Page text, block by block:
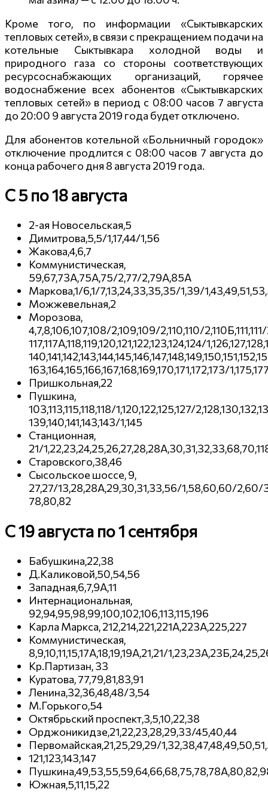
Кроме того, по информации «Сыктывкарских
тепловых сетей», в связи с прекращением подачи на
котельные Сыктывкара холодной воды и
природного газа со стороны соответствующих
ресурсоснабжающих организаций, горячее
водоснабжение всех абонентов «Сыктывкарских
тепловых сетей» в период с 08:00 часов 7 августа
до 20:00 9 августа 2019 года будет отключено.
Для абонентов котельной «Больничный городок»
отключение продлится с 08:00 часов 7 августа до
конца рабочего дня 8 августа 2019 года.
C 5 по 18 августа
2-ая Новосельская,5
Димитрова,5,5/1,17,44/1,56
Жакова,4,6,7
Коммунистическая,
59,67,73А,75А,75/2,77/2,79А,85А
Маркова,1/6,1/7,13,24,33,35,35/1,39/
Можжевельная,2
Морозова,
4,7,8,106,107,108/2,109,109/2,110,110/2,110Б,111,111/
117,117А,118,119,120,121,122,123,124,124/
163,164,165,166,167,168,169,170,171,172,173/
Пришкольная,22
Пушкина,
103,113,115,118,118/1,120,122,125,127/
139,140,141,143,143/1,145
Станционная,
21/
Старовского,38,46
Сысольское шоссе, 9,
27,27/13,28,28А,29,30,31,33,56/1,58,60,60/2,60/
78,80,82
C 19 августа по 1 сентября
Бабушкина,22,38
Д.Каликовой,50,54,56
Западная,6,7,9А,11
Интернациональная,
92,94,95,98,99,100,102,106,113,115,196
Карла Маркса, 212,214,221,221А,223А,225,227
Коммунистическая,
8,9,10,11,15,17А,18,19,19А,21,21/
Кр.Партизан, 33
Куратова, 77,79,81,83,91
Ленина,32,36,48,48/3,54
М.Горького,54
Октябрьский проспект,3,5,10,22,38
Орджоникидзе,21,22,23,28,29,33/45,40,44
Первомайская,21,25,29,29/
121,123,143,147
Южная,5,11,15,22